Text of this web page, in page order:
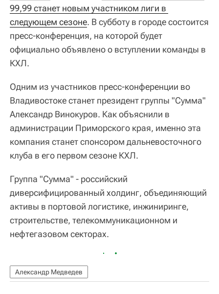
99,99 станет новым участником лиги в
следующем сезоне. В субботу в городе состоится
пресс-конференция, на которой будет
официально объявлено о вступлении команды в
КХЛ.
Одним из участников пресс-конференции во
Владивостоке станет президент группы "Сумма"
Александр Винокуров. Как объяснили в
администрации Приморского края, именно эта
компания станет спонсором дальневосточного
клуба в его первом сезоне КХЛ.
Группа "Сумма" - российский
диверсифицированный холдинг, объединяющий
активы в портовой логистике, инжиниринге,
строительстве, телекоммуникационном и
нефтегазовом секторах.
Александр Медведев